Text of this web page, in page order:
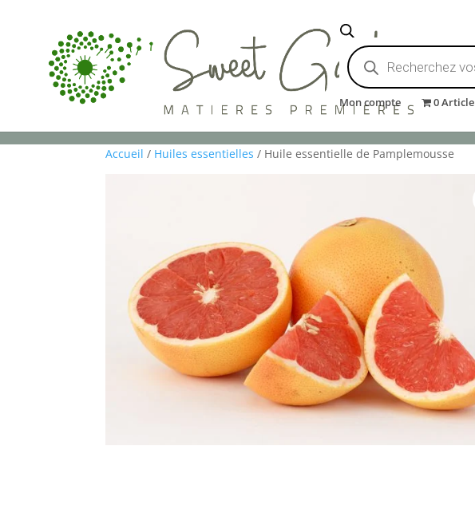
Recherche
de
produits
Mon compte 0 Article
Accueil / Huiles essentielles / Huile essentielle de Pamplemousse